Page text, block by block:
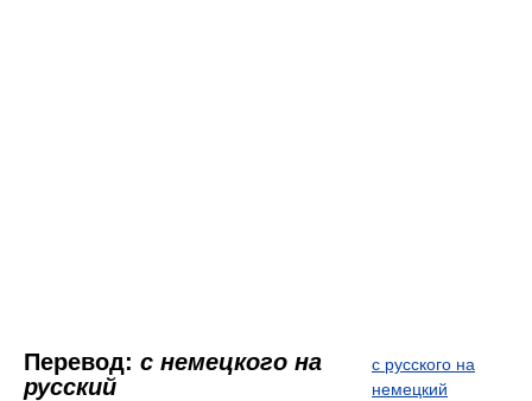
Перевод: с немецкого на
русский
с русского на
немецкий